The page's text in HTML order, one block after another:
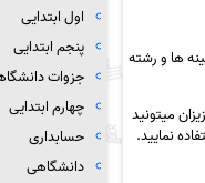
ها و رشته
میتونید
نمایید.
اول ابتدایی
پنجم ابتدایی
جزوات
چهارم ابتدایی
حسابداری
دانشگاهی